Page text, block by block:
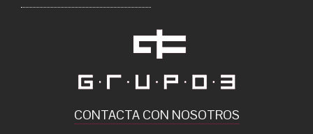
CONTACTA CON NOSOTROS